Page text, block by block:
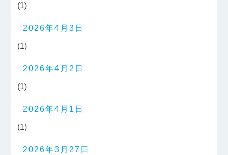
(1)
2026年4月3日
(1)
2026年4月2日
(1)
2026年4月1日
(1)
2026年3月27日